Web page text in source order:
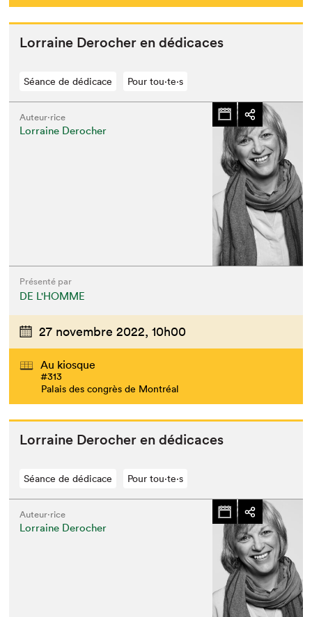
Lor­raine Derocher en dédicaces
Séance de dédicace Pour tou⋅te⋅s
Auteur·rice
Lorraine Derocher
Présenté par
DE L'HOMME
27 novembre 2022, 10h00
Au kiosque
#313
Palais des congrès de Montréal
Lor­raine Derocher en dédicaces
Séance de dédicace Pour tou⋅te⋅s
Auteur·rice
Lorraine Derocher